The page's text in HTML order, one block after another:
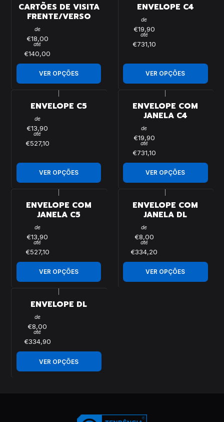
CARTÕES DE VISITA
FRENTE/VERSO
de
€18,00
até
€140,00
VER OPÇÕES
ENVELOPE C4
de
€19,90
até
€731,10
VER OPÇÕES
ENVELOPE C5
de
€13,90
até
€527,10
VER OPÇÕES
ENVELOPE COM
JANELA C4
de
€19,90
até
€731,10
VER OPÇÕES
ENVELOPE COM
JANELA C5
de
€13,90
até
€527,10
VER OPÇÕES
ENVELOPE COM
JANELA DL
de
€8,00
até
€334,20
VER OPÇÕES
ENVELOPE DL
de
€8,00
até
€334,90
VER OPÇÕES